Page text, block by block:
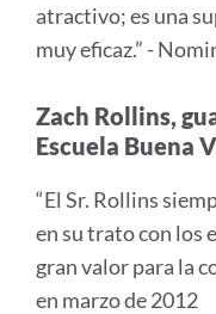
atractivo; es una
muy eficaz.” -
Zach Rollins,
Escuela Buena
“El Sr. Rollins
en su trato con los
gran valor para la
en marzo de 2012